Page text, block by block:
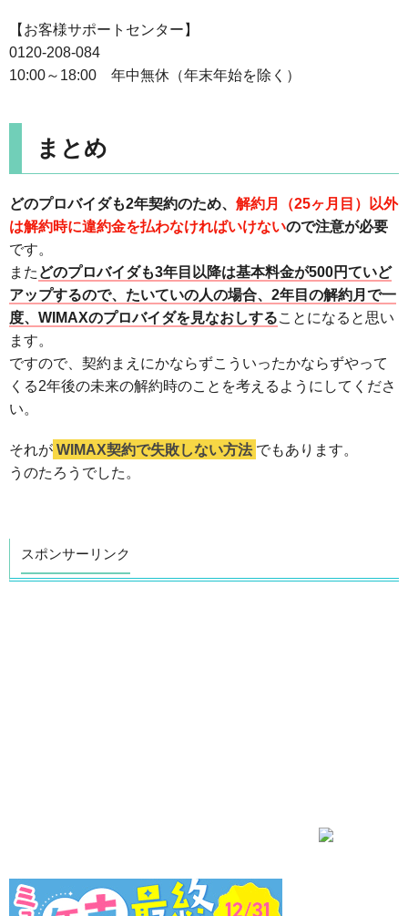
【お客様サポートセンター】
0120-208-084
10:00～18:00 年中無休（年末年始を除く）
まとめ
どのプロバイダも2年契約のため、 解約月（25ヶ月目）以外
は解約時に違約金を払わなければいけないので注意が必要
です。
また どのプロバイダも3年目以降は基本料金が500円ていど
アップするので、たいていの人の場合、2年目の解約月で一
度、WIMAXのプロバイダを見なおしすることになると思い
ます。
ですので、契約まえにかならずこういったかならずやって
くる2年後の未来の解約時のことを考えるようにしてくださ
い。
それが WIMAX契約で失敗しない方法 でもあります。
うのたろうでした。
スポンサーリンク